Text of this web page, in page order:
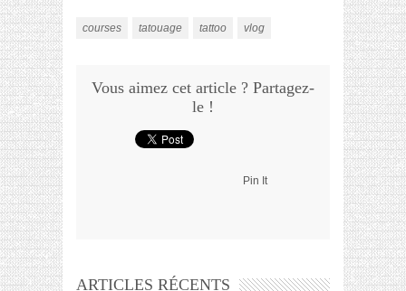
courses tatouage tattoo vlog
Vous aimez cet article ? Partagez-
le !
Pin It
ARTICLES RÉCENTS